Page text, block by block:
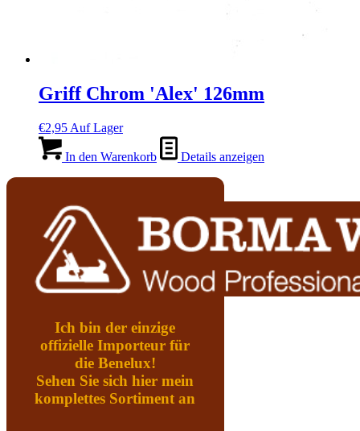
Griff Chrom 'Alex' 126mm
€2,95 Auf Lager
In den Warenkorb Details anzeigen
Ich bin der einzige
offizielle Importeur für
die Benelux!
Sehen Sie sich hier mein
komplettes Sortiment an